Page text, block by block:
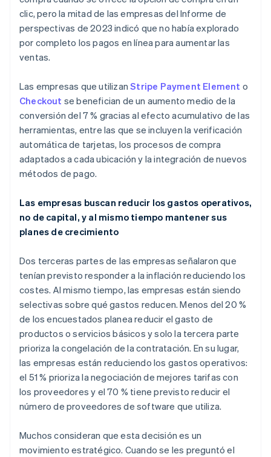
clic, pero la mitad de las empresas del Informe de
perspectivas de 2023 indicó que no había explorado
por completo los pagos en línea para aumentar las
ventas.
Las empresas que utilizanStripe Payment Element o
Checkout se benefician de un aumento medio de la
conversión del 7 % gracias al efecto acumulativo de las
herramientas, entre las que se incluyen la verificación
automática de tarjetas, los procesos de compra
adaptados a cada ubicación y la integración de nuevos
métodos de pago.
Las empresas buscan reducir los gastos operativos,
no de capital, y al mismo tiempo mantener sus
planes de crecimiento
Dos terceras partes de las empresas señalaron que
tenían previsto responder a la inflación reduciendo los
costes. Al mismo tiempo, las empresas están siendo
selectivas sobre qué gastos reducen. Menos del 20 %
de los encuestados planea reducir el gasto de
productos o servicios básicos y solo la tercera parte
prioriza la congelación de la contratación. En su lugar,
las empresas están reduciendo los gastos operativos:
el 51 % prioriza la negociación de mejores tarifas con
los proveedores y el 70 % tiene previsto reducir el
número de proveedores de software que utiliza.
Muchos consideran que esta decisión es un
movimiento estratégico. Cuando se les preguntó el
NederlandsFrançais DeutschEnglish
Brasil
PortuguêsEnglish
Bulgaria
English
EnglishFrançais
China continental
简体中文English
Chipre
English
Croacia
EnglishItaliano
Dinamarca
English
English
Eslovaquia
English
EnglishItaliano
Español English
Estados Unidos
EnglishEspañol 简体中文
Estonia
English
Finlandia
English Svenska
Francia
FrançaisEnglish
Gibraltar
English
Hungría
English